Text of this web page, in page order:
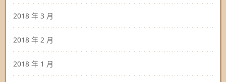
2018 年 3 月
2018 年 2 月
2018 年 1 月